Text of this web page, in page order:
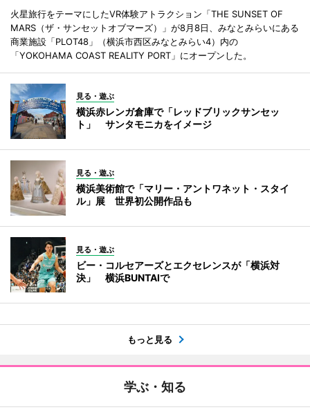
火星旅行をテーマにしたVR体験アトラクション「THE SUNSET OF
MARS（ザ・サンセットオブマーズ）」が8月8日、みなとみらいにある
商業施設「PLOT48」（横浜市西区みなとみらい4）内の
「YOKOHAMA COAST REALITY PORT」にオープンした。
見る・遊ぶ
横浜赤レンガ倉庫で「レッドブリックサンセッ
ト」 サンタモニカをイメージ
見る・遊ぶ
横浜美術館で「マリー・アントワネット・スタイ
ル」展 世界初公開作品も
見る・遊ぶ
ビー・コルセアーズとエクセレンスが「横浜対
決」 横浜BUNTAIで
もっと見る
学ぶ・知る